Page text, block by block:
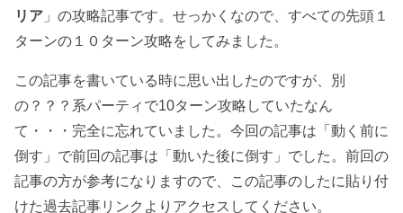
リア 」の攻略記事です。せっかくなので、すべての先頭１
ターンの１０ターン攻略をしてみました。
この記事を書いている時に思い出したのですが、別
の？？？系パーティで10ターン攻略していたなん
て・・・完全に忘れていました。今回の記事は「動く前に
倒す」で前回の記事は「動いた後に倒す」でした。前回の
記事の方が参考になりますので、この記事のしたに貼り付
けた過去記事リンクよりアクセスしてください。